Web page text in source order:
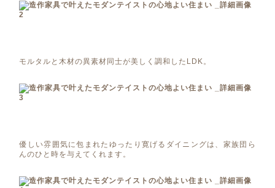
モルタルと木材の異素材同士が美しく調和したLDK。
優しい雰囲気に包まれたゆったり寛げるダイニングは、家族団ら
んのひと時を与えてくれます。